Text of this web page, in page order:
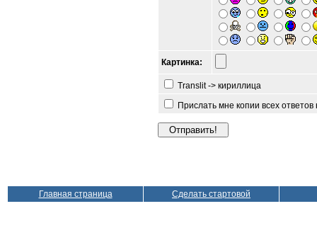
Картинка:
Translit -> кириллица
Прислать мне копии всех
Главная страница Сделать стартовой